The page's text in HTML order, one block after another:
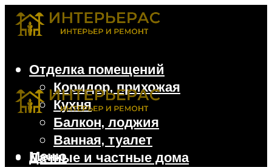
Отделка помещений
Коридор, прихожая
Кухня
Балкон, лоджия
Ванная, туалет
Дачные и частные дома
Меню